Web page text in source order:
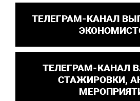
ТЕЛЕГРАМ-КАНАЛ
ТЕЛЕГРАМ-КАНАЛ
СТАЖИРОВКИ,